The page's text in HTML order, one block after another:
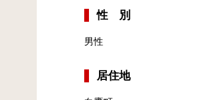
性 別
男性
居住地